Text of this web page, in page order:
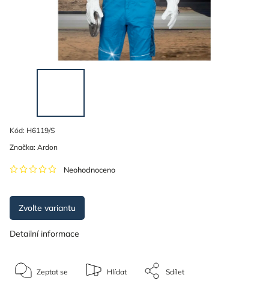
Kód: H6119/S
Neohodnoceno
Značka: Ardon
Zvolte variantu
Detailní informace
Zeptat se Hlídat Sdílet